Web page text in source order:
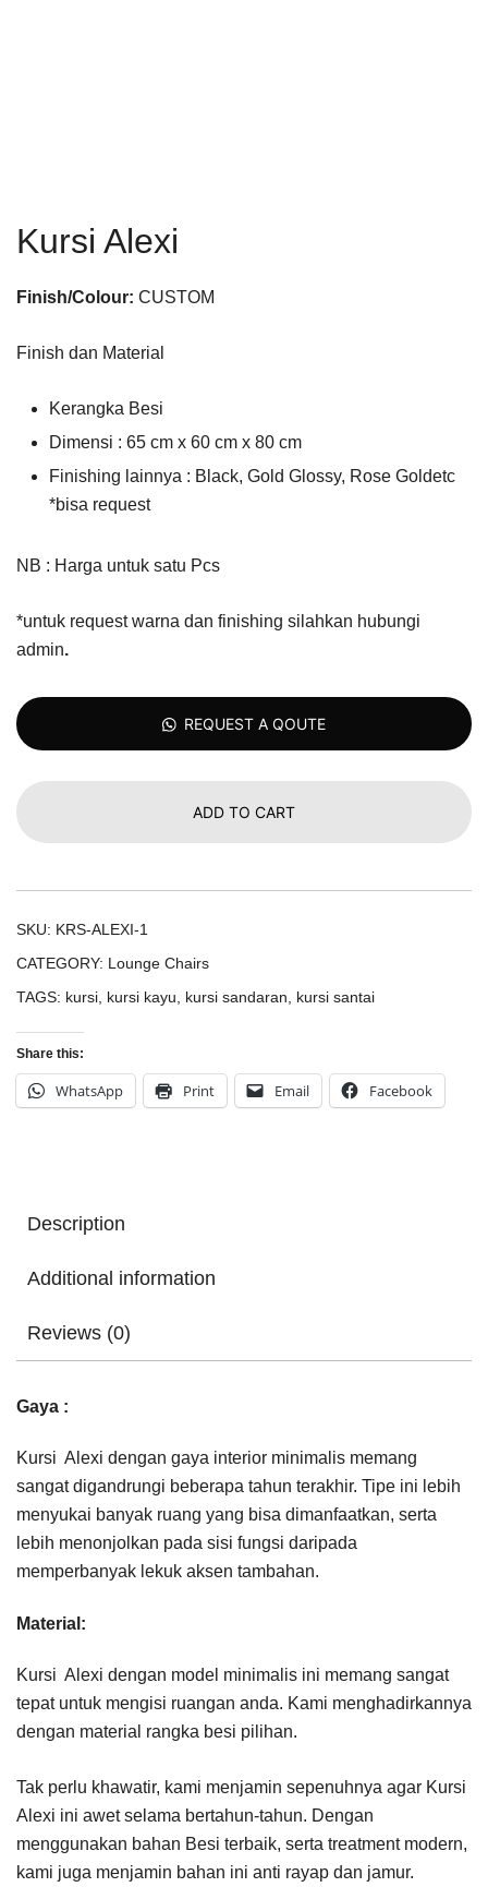
Kursi Alexi
Finish/Colour: CUSTOM
Finish dan Material
Kerangka Besi
Dimensi : 65 cm x 60 cm x 80 cm
Finishing lainnya : Black, Gold Glossy, Rose Goldetc
*bisa request
NB : Harga untuk satu Pcs
*untuk request warna dan finishing silahkan hubungi
admin.
REQUEST A QOUTE
ADD TO CART
SKU: KRS-ALEXI-1
CATEGORY: Lounge Chairs
TAGS: kursi kursi kayu kursi sandaran kursi santai
Share this:
WhatsApp Print Email Facebook
Description
Additional information
Reviews (0)
Gaya :
Kursi Alexi dengan gaya interior minimalis memang
sangat digandrungi beberapa tahun terakhir. Tipe ini lebih
menyukai banyak ruang yang bisa dimanfaatkan, serta
lebih menonjolkan pada sisi fungsi daripada
memperbanyak lekuk aksen tambahan.
Material:
Kursi Alexi dengan model minimalis ini memang sangat
tepat untuk mengisi ruangan anda. Kami menghadirkannya
dengan material rangka besi pilihan.
Tak perlu khawatir, kami menjamin sepenuhnya agar Kursi
Alexi ini awet selama bertahun-tahun. Dengan
menggunakan bahan Besi terbaik, serta treatment modern,
kami juga menjamin bahan ini anti rayap dan jamur.